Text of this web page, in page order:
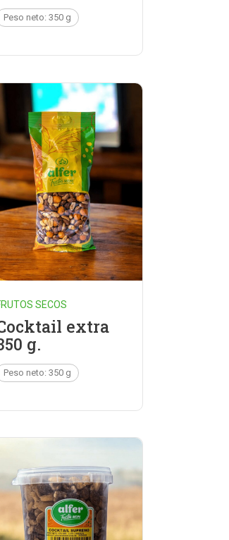
Peso neto: 350 g
SECOS
extra
g.
Peso neto: 350 g